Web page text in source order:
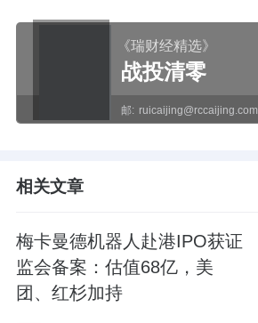
《瑞财经精选》
战投清零
邮: ruicaijing@rccaijing.com
相关文章
梅卡曼德机器人赴港IPO获证
监会备案：估值68亿，美
团、红杉加持